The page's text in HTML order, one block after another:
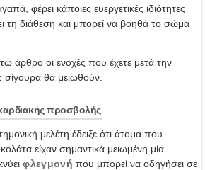
φέρει κάποιες ευεργετικές ιδιότητες
τη διάθεση και μπορεί να βοηθά το σώμα
άρθρο οι ενοχές που έχετε μετά την
θα μειωθούν.
προσβολής
μελέτη έδειξε ότι άτομα που
είχαν σημαντικά μειωμένη μία
φλεγμονή που μπορεί να οδηγήσει σε